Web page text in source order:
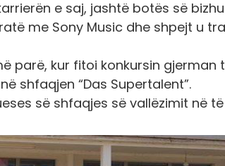
e saj, jashtë botës së
me Sony Music dhe shpejt u
parë, kur fitoi konkursin gjerman
shfaqjen “Das Supertalent”.
së shfaqjes së vallëzimit në